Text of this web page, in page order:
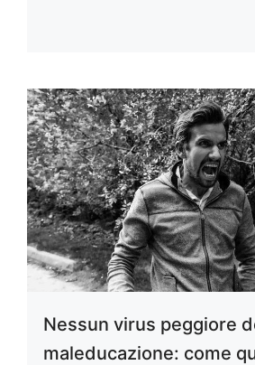
Nessun virus peggiore
maleducazione: come